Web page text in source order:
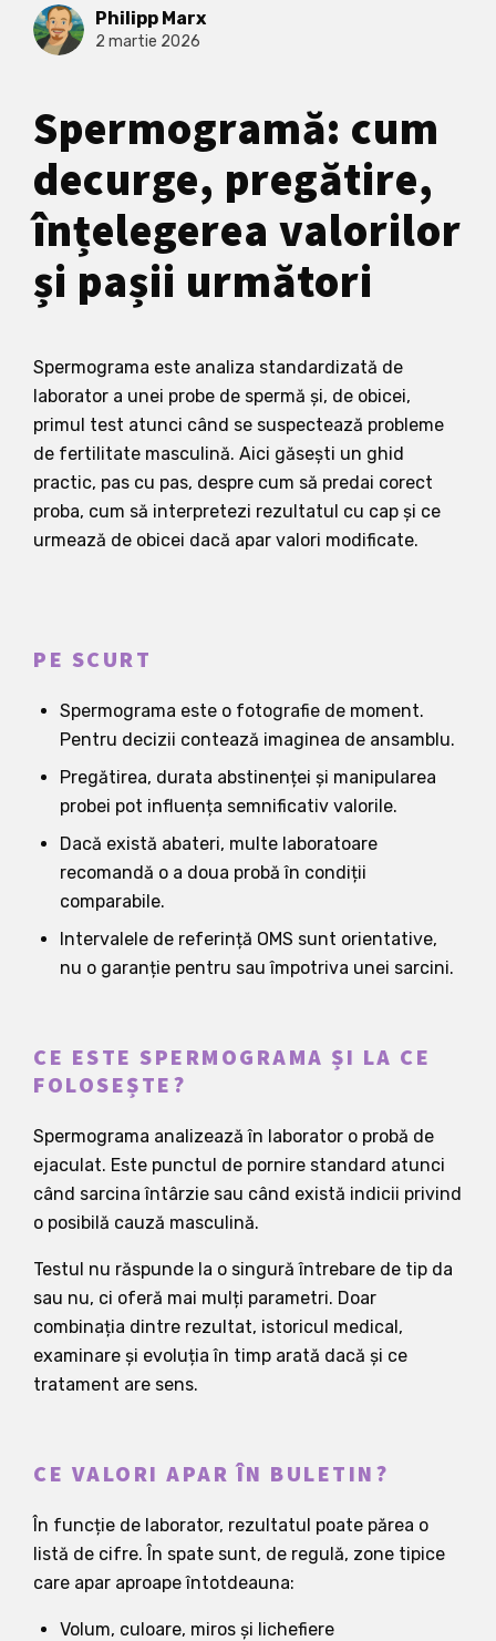
Philipp Marx
2 martie 2026
Spermogramă: cum
decurge, pregătire,
înțelegerea valorilor
și pașii următori
Spermograma este analiza standardizată de
laborator a unei probe de spermă și, de obicei,
primul test atunci când se suspectează probleme
de fertilitate masculină. Aici găsești un ghid
practic, pas cu pas, despre cum să predai corect
proba, cum să interpretezi rezultatul cu cap și ce
urmează de obicei dacă apar valori modificate.
PE SCURT
Spermograma este o fotografie de moment.
Pentru decizii contează imaginea de ansamblu.
Pregătirea, durata abstinenței și manipularea
probei pot influența semnificativ valorile.
Dacă există abateri, multe laboratoare
recomandă o a doua probă în condiții
comparabile.
Intervalele de referință OMS sunt orientative,
nu o garanție pentru sau împotriva unei sarcini.
CE ESTE SPERMOGRAMA ȘI LA CE
FOLOSEȘTE?
Spermograma analizează în laborator o probă de
ejaculat. Este punctul de pornire standard atunci
când sarcina întârzie sau când există indicii privind
o posibilă cauză masculină.
Testul nu răspunde la o singură întrebare de tip da
sau nu, ci oferă mai mulți parametri. Doar
combinația dintre rezultat, istoricul medical,
examinare și evoluția în timp arată dacă și ce
tratament are sens.
CE VALORI APAR ÎN BULETIN?
În funcție de laborator, rezultatul poate părea o
listă de cifre. În spate sunt, de regulă, zone tipice
care apar aproape întotdeauna:
Volum, culoare, miros și lichefiere